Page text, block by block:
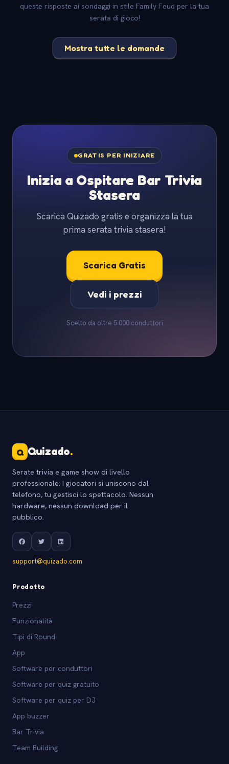
queste risposte ai sondaggi in stile Family Feud per la tua
serata di gioco!
Mostra tutte le domande
GRATIS PER INIZIARE
Inizia a Ospitare Bar Trivia
Stasera
Scarica Quizado gratis e organizza la tua
prima serata trivia stasera!
Scarica Gratis
Vedi i prezzi
Scelto da oltre 5.000 conduttori
Q Quizado.
Serate trivia e game show di livello
professionale. I giocatori si uniscono dal
telefono, tu gestisci lo spettacolo. Nessun
hardware, nessun download per il
pubblico.
support@quizado.com
Prodotto
Prezzi
Funzionalità
Tipi di Round
App
Software per conduttori
Software per quiz gratuito
Software per quiz per DJ
App buzzer
Bar Trivia
Team Building